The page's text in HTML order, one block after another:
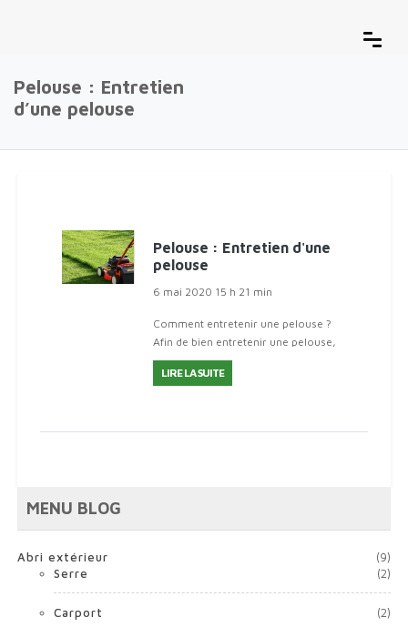
Pelouse : Entretien
d’une pelouse
Pelouse : Entretien d'une
pelouse
6 mai 2020 15 h 21 min
Comment entretenir une pelouse ?
Afin de bien entretenir une pelouse,
il y a quelques soins à apporter :
Scarifier le sol : Cela permet
LIRE LA SUITE
MENU BLOG
Abri extérieur
(9)
Serre
(2)
Carport (2)